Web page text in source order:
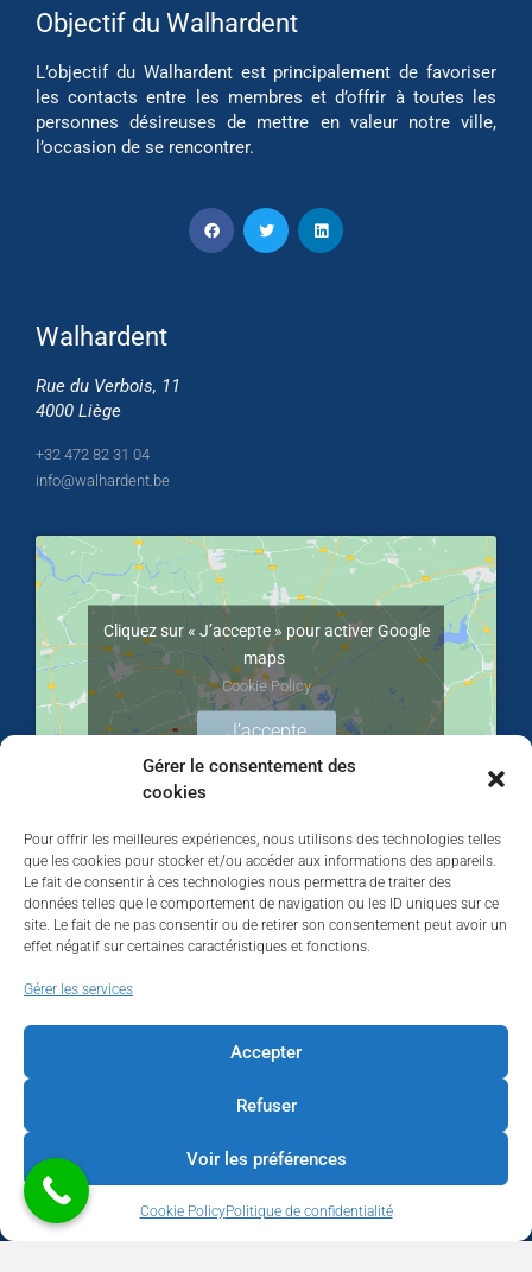
Gérer le consentement des
cookies
Pour offrir les meilleures expériences, nous utilisons des technologies telles
que les cookies pour stocker et/ou accéder aux informations des appareils.
Le fait de consentir à ces technologies nous permettra de traiter des
données telles que le comportement de navigation ou les ID uniques sur ce
site. Le fait de ne pas consentir ou de retirer son consentement peut avoir un
effet négatif sur certaines caractéristiques et fonctions.
Gérer les services
Accepter
Refuser
Voir les préférences
Cookie PolicyPolitique de confidentialité
Objectif du Walhardent
L’objectif du Walhardent est principalement de favoriser
les contacts entre les membres et d’offrir à toutes les
personnes désireuses de mettre en valeur notre ville,
l’occasion de se rencontrer.
Walhardent
Rue du Verbois, 11
4000 Liège
+32 472 82 31 04
info@walhardent.be
Cliquez sur « J’accepte » pour activer Google
maps
Cookie Policy
J’accepte
LES BÂTISSEURS DE LIÈGE
Par le Walhardent